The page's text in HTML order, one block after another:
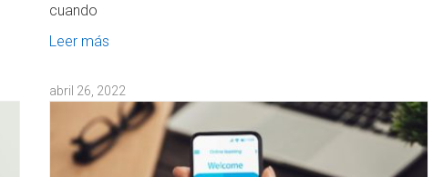
cuando
Leer más
abril 26, 2022